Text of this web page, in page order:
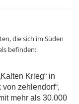
die sich im Süden
befinden:
Krieg“ in
zehlendorf“,
mehr als 30.000